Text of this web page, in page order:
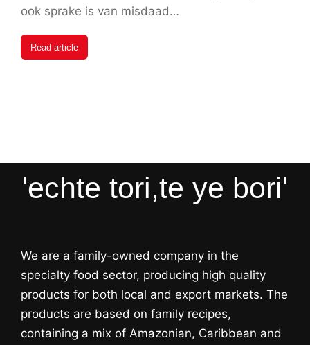
ook sprake is van misdaad…
Read article
'echte tori,te ye bori'
We are a family-owned company in the
specialty food sector, producing high quality
products for both local and export markets. The
products are based on family recipes,
containing a mix of Amazonian, Caribbean and